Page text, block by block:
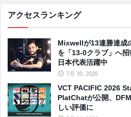
アクセスランキング
Mixwellが13連勝達成
を「13-0クラブ」へ
日本代表活躍中
7月 30, 2026
VCT PACIFIC 2026
PlatChatが公開、
しい評価に